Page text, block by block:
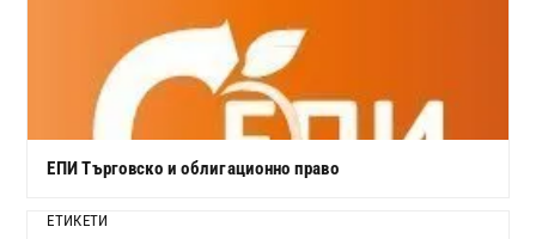
ЕПИ Търговско и облигационно право
ЕТИКЕТИ